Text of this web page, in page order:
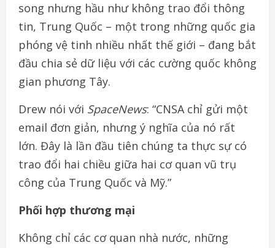
song nhưng hầu như không trao đổi thông
tin, Trung Quốc – một trong những quốc gia
phóng vệ tinh nhiều nhất thế giới – đang bắt
đầu chia sẻ dữ liệu với các cường quốc không
gian phương Tây.
Drew nói với SpaceNews: “CNSA chỉ gửi một
email đơn giản, nhưng ý nghĩa của nó rất
lớn. Đây là lần đầu tiên chúng ta thực sự có
trao đổi hai chiều giữa hai cơ quan vũ trụ
công của Trung Quốc và Mỹ.”
Phối hợp thương mại
Không chỉ các cơ quan nhà nước, những